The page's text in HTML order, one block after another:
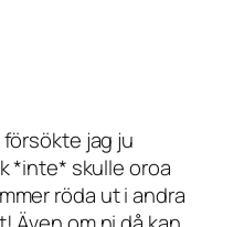
jag ju
*inte* skulle oroa
röda ut i andra